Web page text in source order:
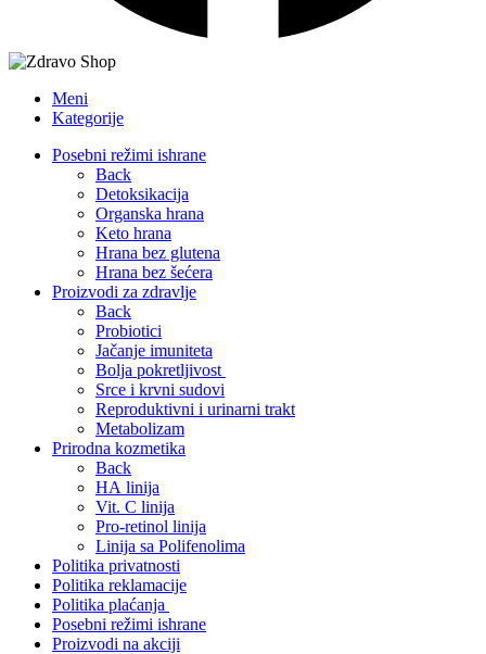
Meni
Kategorije
Posebni režimi ishrane
Back
Detoksikacija
Organska hrana
Keto hrana
Hrana bez glutena
Hrana bez šećera
Proizvodi za zdravlje
Back
Probiotici
Jačanje imuniteta
Bolja pokretljivost
Srce i krvni sudovi
Reproduktivni i urinarni trakt
Metabolizam
Prirodna kozmetika
Back
HA linija
Vit. C linija
Pro-retinol linija
Linija sa Polifenolima
Politika privatnosti
Politika reklamacije
Politika plaćanja
Posebni režimi ishrane
Proizvodi na akciji